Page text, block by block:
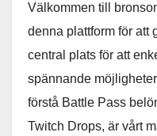
Välkommen till
denna plattform för att
central plats för att
spännande
förstå Battle Pass
Twitch Drops, är vårt